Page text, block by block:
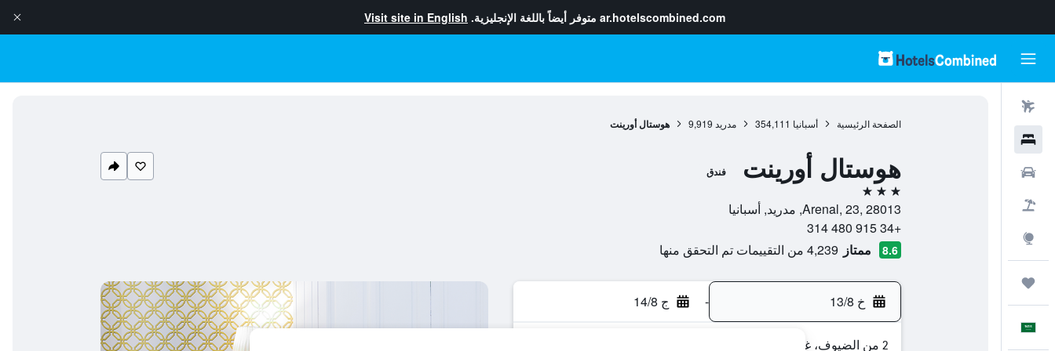
ar.hotelscombined.com متوفر أيضاً باللغة الإنجليزية. Visit site in English
الصفحة الرئيسية أسبانيا 354,111 مدريد 9,919 هوستال أورينت
هوستال أورينت فندق
3 نجوم
Arenal, 23, 28013, مدريد, أسبانيا
+34 915 480 314
8.6 ممتاز 4,239 من التقييمات تم التحقق منها
خ 13/8 - ج 14/8
2 من الضيوف، غرفة واحدة